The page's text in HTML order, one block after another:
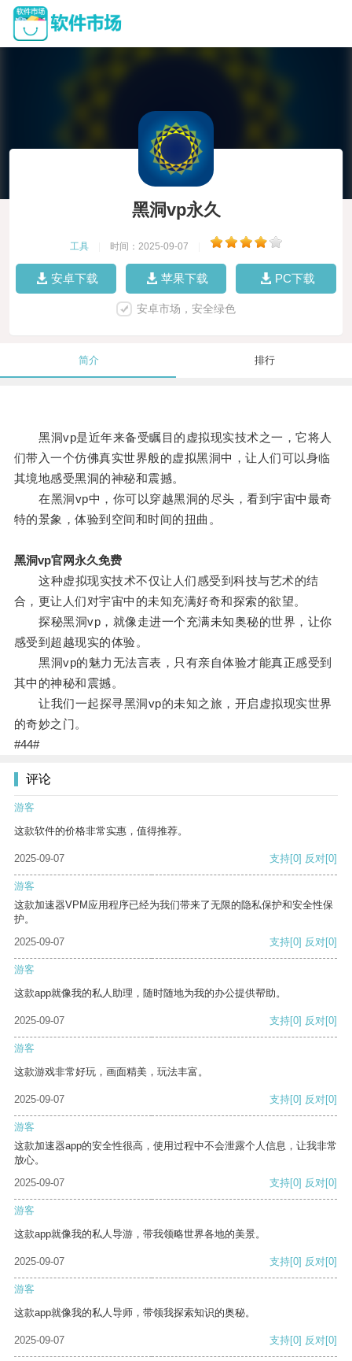
黑洞vp永久
工具 时间：2025-09-07
安卓下载 苹果下载 PC下载
安卓市场，安全绿色
简介 排行
黑洞vp是近年来备受瞩目的虚拟现实技术之一，它将人
们带入一个仿佛真实世界般的虚拟黑洞中，让人们可以身临
其境地感受黑洞的神秘和震撼。
在黑洞vp中，你可以穿越黑洞的尽头，看到宇宙中最奇
特的景象，体验到空间和时间的扭曲。
黑洞vp官网永久免费
这种虚拟现实技术不仅让人们感受到科技与艺术的结
合，更让人们对宇宙中的未知充满好奇和探索的欲望。
探秘黑洞vp，就像走进一个充满未知奥秘的世界，让你
感受到超越现实的体验。
黑洞vp的魅力无法言表，只有亲自体验才能真正感受到
其中的神秘和震撼。
让我们一起探寻黑洞vp的未知之旅，开启虚拟现实世界
的奇妙之门。
#44#
评论
游客
这款软件的价格非常实惠，值得推荐。
2025-09-07 支持[0] 反对[0]
游客
这款加速器VPM应用程序已经为我们带来了无限的隐私保护和安全性保
护。
2025-09-07
支持[0] 反对[0]
游客
这款app就像我的私人助理，随时随地为我的办公提供帮助。
2025-09-07 支持[0] 反对[0]
游客
这款游戏非常好玩，画面精美，玩法丰富。
2025-09-07 支持[0] 反对[0]
游客
这款加速器app的安全性很高，使用过程中不会泄露个人信息，让我非常
放心。
2025-09-07
支持[0] 反对[0]
游客
这款app就像我的私人导游，带我领略世界各地的美景。
2025-09-07 支持[0] 反对[0]
游客
这款app就像我的私人导师，带领我探索知识的奥秘。
2025-09-07 支持[0] 反对[0]